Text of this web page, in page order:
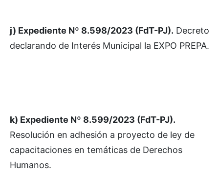
j) Expediente Nº 8.598/2023 (FdT-PJ). Decreto
declarando de Interés Municipal la EXPO PREPA.
k) Expediente Nº 8.599/2023 (FdT-PJ).
Resolución en adhesión a proyecto de ley de
capacitaciones en temáticas de Derechos
Humanos.